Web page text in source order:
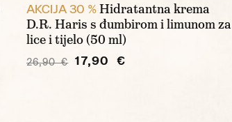
AKCIJA 30 %Hidratantna krema
D.R. Haris s đumbirom i limunom za
lice i tijelo (50 ml)
26,90 € 17,90 €